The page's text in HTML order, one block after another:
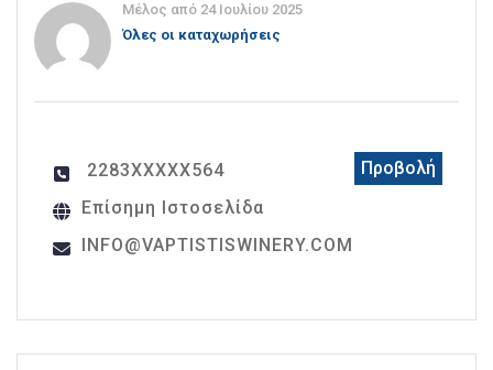
Μέλος από 24 Ιουλίου 2025
Όλες οι καταχωρήσεις
2283XXXXX564
Προβολή
Επίσημη Ιστοσελίδα
INFO@VAPTISTISWINERY.COM